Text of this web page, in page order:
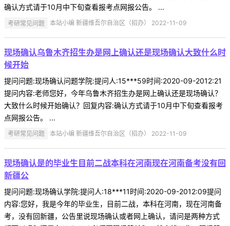
确认方式请于10月中下旬查看报考点网报公告。 ...
考研常见问题 本站小编 新疆维吾尔自治区（招办） 2022-11-09
现场确认乌鲁木齐招生办是网上确认还是现场确认大致什么时
候开始
提问问题:现场确认问题学院:提问人:15***59时间:2020-09-2012:21
提问内容:老师您好，今年乌鲁木齐招生办是网上确认还是现场确认？
大致什么时候开始确认？回复内容:确认方式请于10月中下旬查看报考
点网报公告。 ...
考研常见问题 本站小编 新疆维吾尔自治区（招办） 2022-11-09
现场确认是的毕业生目前二战本科在河南现在河南备考没有回
新疆公
提问问题:现场确认学院:提问人:18***11时间:2020-09-2012:09提问
内容:您好，我是今年的毕业生，目前二战，本科在河南，现在河南备
考，没有回新疆，公告里说现场确认或者网上确认，请问是两种方式